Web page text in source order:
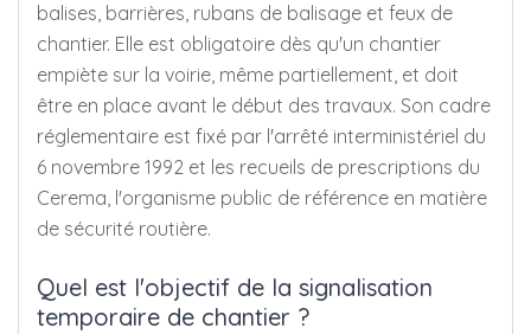
balises, barrières, rubans de balisage et feux de
chantier. Elle est obligatoire dès qu'un chantier
empiète sur la voirie, même partiellement, et doit
être en place avant le début des travaux. Son cadre
réglementaire est fixé par l'arrêté interministériel du
6 novembre 1992 et les recueils de prescriptions du
Cerema, l'organisme public de référence en matière
de sécurité routière.
Quel est l'objectif de la signalisation
temporaire de chantier ?